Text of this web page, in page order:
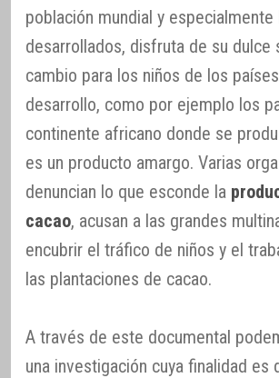
población mundial y
desarrollados, disfruta de su dulce
cambio para los niños de los
desarrollo, como por ejemplo los
continente africano donde se
es un producto amargo. Varias
denuncian lo que esconde la
cacao, acusan a las grandes
encubrir el tráfico de niños y el
las plantaciones de cacao.
A través de este documental
una investigación cuya finalidad es